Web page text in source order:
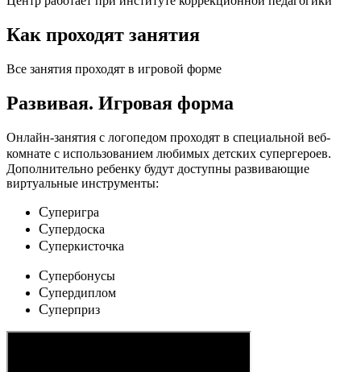
Как проходят занятия
Все занятия проходят в игровой форме
Развивая. Игровая форма
Онлайн-занятия с логопедом проходят в специальной веб-
комнате с использованием любимых детских cупергероев.
Дополнительно ребенку будут доступны развивающие
виртуальные инструменты:
Cуперигра
Cупердоска
Cуперкисточка
Cупербонусы
Cупердиплом
Cуперприз